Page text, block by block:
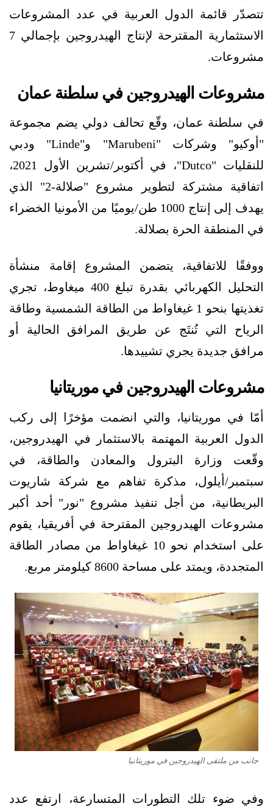
تتصدّر قائمة الدول العربية في عدد المشروعات
الاستثمارية المقترحة لإنتاج الهيدروجين بإجمالي 7
مشروعات.
مشروعات الهيدروجين في سلطنة عمان
في سلطنة عمان، وقّع تحالف دولي يضم مجموعة
"أوكيو" وشركات "Marubeni" و"Linde" ودبي
للنقليات "Dutco"، في أكتوبر/تشرين الأول 2021،
اتفاقية مشتركة لتطوير مشروع "صلالة-2" الذي
يهدف إلى إنتاج 1000 طن/يوميًا من الأمونيا الخضراء
في المنطقة الحرة بصلالة.
ووفقًا للاتفاقية، يتضمن المشروع إقامة منشأة
التحليل الكهربائي بقدرة تبلغ 400 ميغاوط، تجري
تغذيتها بنحو 1 غيغاواط من الطاقة الشمسية وطاقة
الرياح التي تُنتَج عن طريق المرافق الحالية أو
مرافق جديدة يجري تشييدها.
مشروعات الهيدروجين في موريتانيا
أمّا في موريتانيا، والتي انضمت مؤخرًا إلى ركب
الدول العربية المهتمة بالاستثمار في الهيدروجين،
وقّعت وزارة البترول والمعادن والطاقة، في
سبتمبر/أيلول، مذكرة تفاهم مع شركة شاريوت
البريطانية، من أجل تنفيذ مشروع "نور" أحد أكبر
مشروعات الهيدروجين المقترحة في أفريقيا، يقوم
على استخدام نحو 10 غيغاواط من مصادر الطاقة
المتجددة، ويمتد على مساحة 8600 كيلومتر مربع.
جانب من ملتقى الهيدروجين في موريتانيا
وفي ضوء تلك التطورات المتسارعة، ارتفع عدد